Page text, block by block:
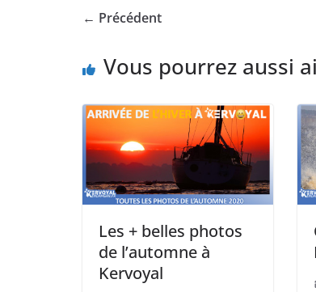
← Précédent
Vous pourrez aussi
Les + belles photos
de l’automne à
Kervoyal